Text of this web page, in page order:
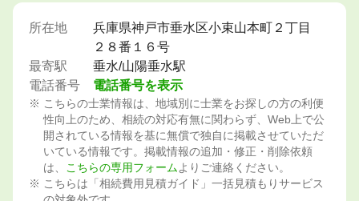
所在地
兵庫県神戸市垂水区小束山本町２丁目
２８番１６号
最寄駅
垂水/山陽垂水駅
電話番号
電話番号を表示
こちらの士業情報は、地域別に士業をお探しの方の利便
性向上のため、相続の対応有無に関わらず、Web上で公
開されている情報を基に無償で独自に掲載させていただ
いている情報です。掲載情報の追加・修正・削除依頼
は、
こちらの専用フォームよりご連絡ください。
こちらは「相続費用見積ガイド」一括見積もりサービス